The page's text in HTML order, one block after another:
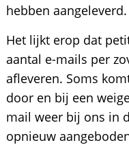
hebben aangeleverd.
Het lijkt erop dat
aantal e-mails per
afleveren. Soms
door en bij een
mail weer bij ons in
opnieuw